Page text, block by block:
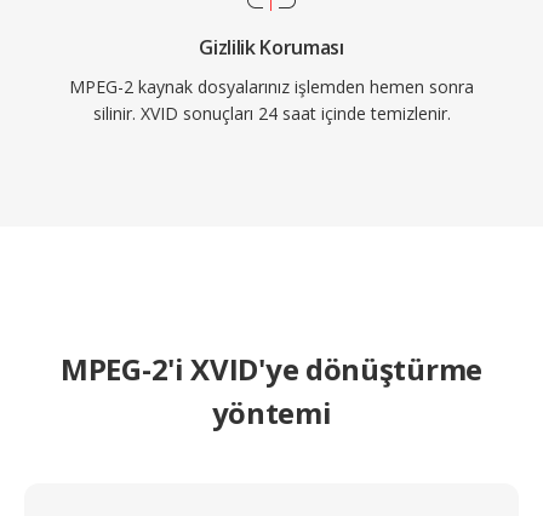
Gizlilik Koruması
MPEG-2 kaynak dosyalarınız işlemden hemen sonra
silinir. XVID sonuçları 24 saat içinde temizlenir.
MPEG-2'i XVID'ye dönüştürme
yöntemi